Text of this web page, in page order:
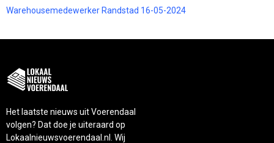
Warehousemedewerker Randstad 16-05-2024
Het laatste nieuws uit Voerendaal
volgen? Dat doe je uiteraard op
Lokaalnieuwsvoerendaal.nl. Wij